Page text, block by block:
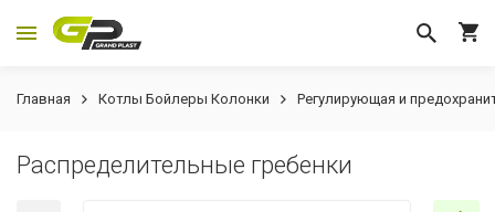
Главная Котлы Бойлеры Колонки Регулирующая и
Распределительные гребенки